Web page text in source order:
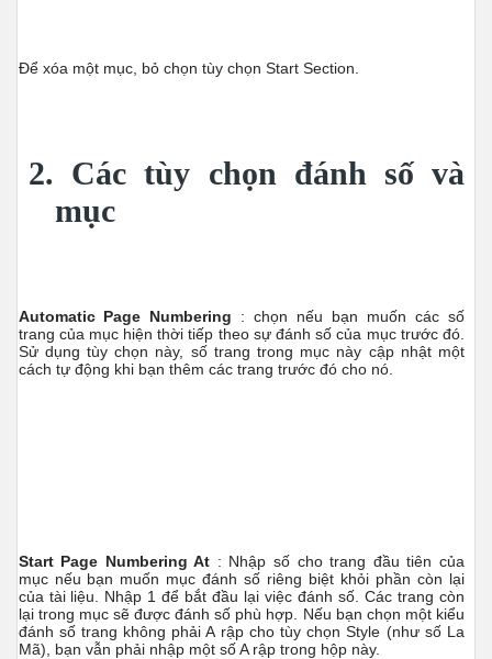
Để xóa một mục, bỏ chọn tùy chọn Start Section.
2. Các tùy chọn đánh số và
mục
Automatic Page Numbering : chọn nếu bạn muốn các số
trang của mục hiện thời tiếp theo sự đánh số của mục trước đó.
Sử dụng tùy chọn này, số trang trong mục này cập nhật một
cách tự động khi bạn thêm các trang trước đó cho nó.
Start Page Numbering At : Nhập số cho trang đầu tiên của
mục nếu bạn muốn mục đánh số riêng biệt khỏi phần còn lại
của tài liệu. Nhập 1 để bắt đầu lại việc đánh số. Các trang còn
lại trong mục sẽ được đánh số phù hợp. Nếu bạn chọn một kiểu
đánh số trang không phải A rập cho tùy chọn Style (như số La
Mã), bạn vẫn phải nhập một số A rập trong hộp này.